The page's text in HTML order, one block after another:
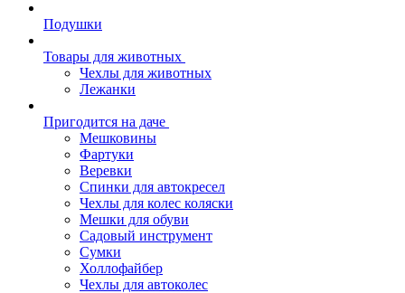
Подушки
Товары для животных
Чехлы для животных
Лежанки
Пригодится на даче
Мешковины
Фартуки
Веревки
Спинки для автокресел
Чехлы для колес коляски
Мешки для обуви
Садовый инструмент
Сумки
Холлофайбер
Чехлы для автоколес